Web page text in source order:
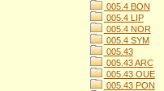
005.4 BON
005.4 LIP
005.4 NOR
005.4 SYM
005.43
005.43 ARC
005.43 OUE
005.43 PON